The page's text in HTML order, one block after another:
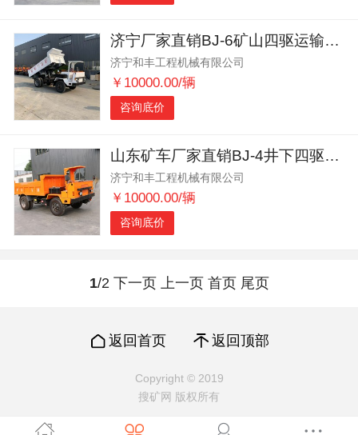
济宁厂家直销BJ-6矿山四驱运输出渣车井下专用
济宁和丰工程机械有限公司
￥10000.00/辆
咨询底价
山东矿车厂家直销BJ-4井下四驱运矿出渣车动力强劲
济宁和丰工程机械有限公司
￥10000.00/辆
咨询底价
1/2 下一页 上一页 首页 尾页
返回首页 返回顶部
Copyright © 2019
搜矿网 版权所有